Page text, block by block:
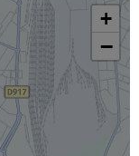
+
−